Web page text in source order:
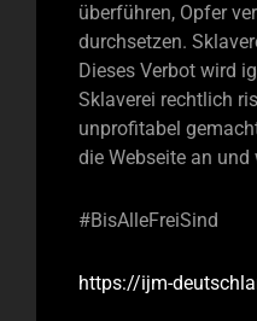
überführen, Opfer
durchsetzen.
Dieses Verbot wird
Sklaverei rechtlich
unprofitabel
die Webseite an und
#BisAlleFreiSind
https://ijm-